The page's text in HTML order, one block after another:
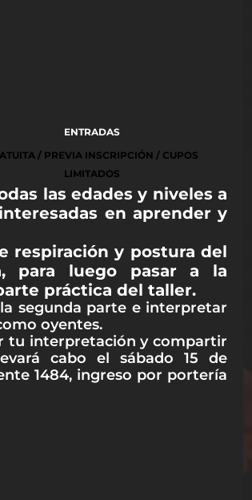
ENTRADAS
/ PREVIA INSCRIPCIÓN / CUPOS
LIMITADOS
las edades y niveles a
en aprender y
respiración y postura del
para luego pasar a la
práctica del taller.
segunda parte e interpretar
oyentes.
tu interpretación y compartir
cabo el sábado 15 de
1484, ingreso por portería